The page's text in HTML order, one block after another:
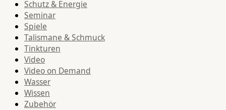
Schutz & Energie
Seminar
Spiele
Talismane & Schmuck
Tinkturen
Video
Video on Demand
Wasser
Wissen
Zubehör